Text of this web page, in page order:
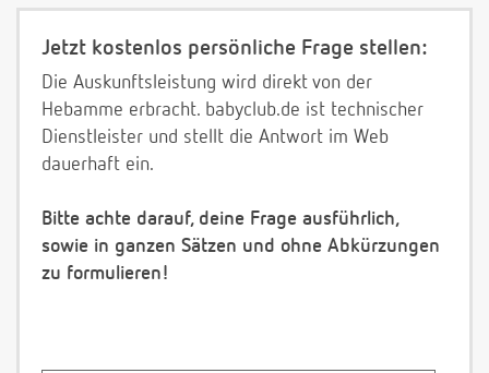
Jetzt kostenlos persönliche Frage stellen:
Die Auskunftsleistung wird direkt von der
Hebamme erbracht. babyclub.de ist technischer
Dienstleister und stellt die Antwort im Web
dauerhaft ein.
Bitte achte darauf, deine Frage ausführlich,
sowie in ganzen Sätzen und ohne Abkürzungen
zu formulieren!